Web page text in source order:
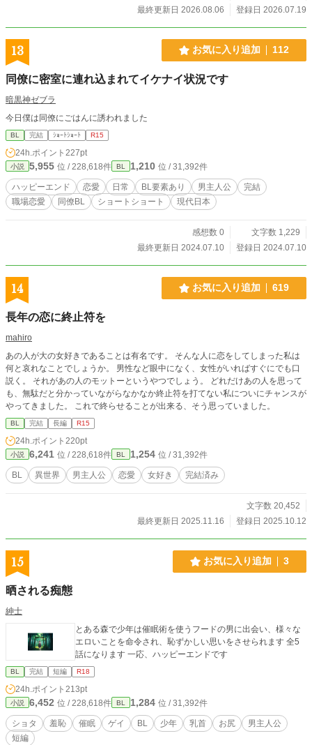
最終更新日 2026.08.06
登録日 2026.07.19
13 お気に入り追加 112
同僚に密室に連れ込まれてイケナイ状況です
暗黒神ゼブラ
今日僕は同僚にごはんに誘われました
BL 完結 ｼｮｰﾄｼｮｰﾄ R15
24h.ポイント 227pt
小説 5,955 位 / 228,618件 BL 1,210 位 / 31,392件
ハッピーエンド 恋愛 日常 BL要素あり 男主人公
完結
職場恋愛
同僚BL ショートショート 現代日本
感想数 0
文字数 1,229
最終更新日 2024.07.10
登録日 2024.07.10
14 お気に入り追加 619
長年の恋に終止符を
mahiro
あの人が大の女好きであることは有名です。 そんな人に恋をしてしまった私は
何と哀れなことでしょうか。 男性など眼中になく、女性がいればすぐにでも口
説く。 それがあの人のモットーというやつでしょう。 どれだけあの人を思って
も、無駄だと分かっていながらなかなか終止符を打てない私についにチャンスが
やってきました。 これで終らせることが出来る、そう思っていました。
BL 完結 長編 R15
24h.ポイント 220pt
小説 6,241 位 / 228,618件 BL 1,254 位 / 31,392件
BL 異世界 男主人公 恋愛 女好き 完結済み
文字数 20,452
最終更新日 2025.11.16
登録日 2025.10.12
15 お気に入り追加 3
晒される痴態
紳士
とある森で少年は催眠術を使うフードの男に出会い、様々な
エロいことを命令され、恥ずかしい思いをさせられます 全5
話になります 一応、ハッピーエンドです
BL 完結 短編 R18
24h.ポイント 213pt
小説 6,452 位 / 228,618件 BL 1,284 位 / 31,392件
ショタ 羞恥 催眠 ゲイ BL 少年 乳首 お尻
男主人公
短編